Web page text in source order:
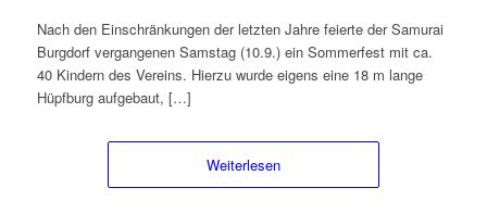
Nach den Einschränkungen der letzten Jahre feierte der Samurai
Burgdorf vergangenen Samstag (10.9.) ein Sommerfest mit ca.
40 Kindern des Vereins. Hierzu wurde eigens eine 18 m lange
Hüpfburg aufgebaut, […]
Weiterlesen